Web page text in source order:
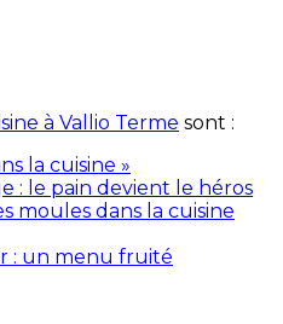
à Vallio Terme sont :
la cuisine »
: le pain devient le héros
moules dans la cuisine
: un menu fruité